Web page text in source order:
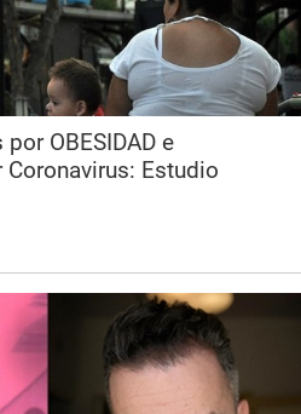
OBESIDAD e
Coronavirus: Estudio